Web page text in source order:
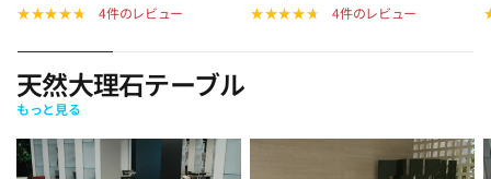
4件のレビュー 4件のレビュー
天然大理石テーブル
もっと見る